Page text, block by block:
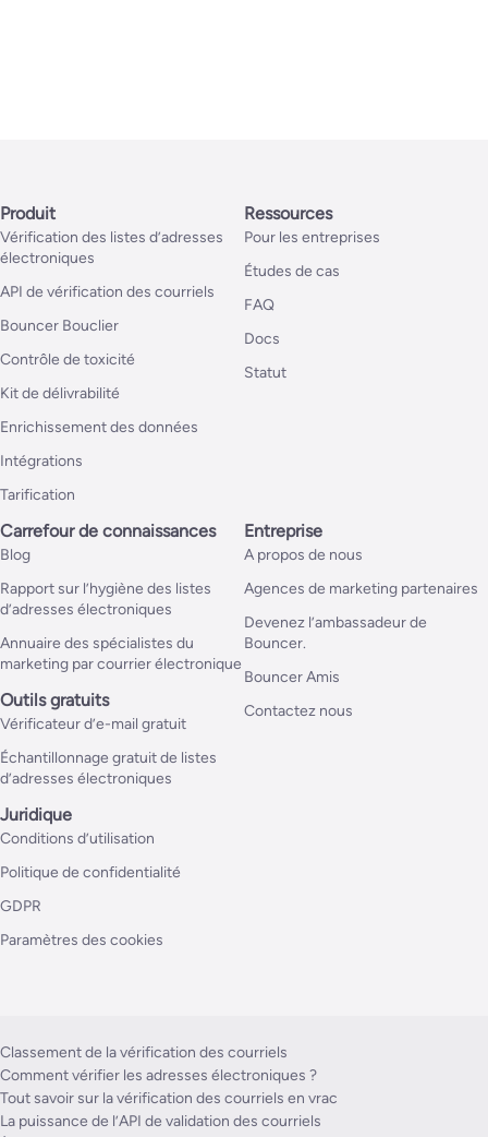
Produit
Vérification des listes d’adresses
électroniques
API de vérification des courriels
Bouncer Bouclier
Contrôle de toxicité
Kit de délivrabilité
Enrichissement des données
Intégrations
Tarification
Ressources
Pour les entreprises
Études de cas
FAQ
Docs
Statut
Carrefour de connaissances
Blog
Rapport sur l’hygiène des listes
d’adresses électroniques
Annuaire des spécialistes du
marketing par courrier électronique
Outils gratuits
Vérificateur d’e-mail gratuit
Échantillonnage gratuit de listes
d’adresses électroniques
Entreprise
A propos de nous
Agences de marketing partenaires
Devenez l’ambassadeur de
Bouncer.
Bouncer Amis
Contactez nous
Juridique
Conditions d’utilisation
Politique de confidentialité
GDPR
Paramètres des cookies
Classement de la vérification des courriels
Comment vérifier les adresses électroniques ?
Tout savoir sur la vérification des courriels en vrac
La puissance de l’API de validation des courriels